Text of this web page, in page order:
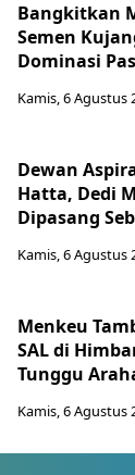
Bangkitkan
Semen
Dominasi
Kamis, 6 Agustus
Dewan
Hatta, Dedi
Dipasang
Kamis, 6 Agustus
Menkeu
SAL di
Tunggu
Kamis, 6 Agustus